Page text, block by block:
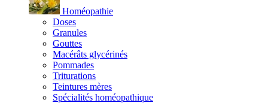
Homéopathie
Doses
Granules
Gouttes
Macérâts glycérinés
Pommades
Triturations
Teintures mères
Spécialités homéopathique